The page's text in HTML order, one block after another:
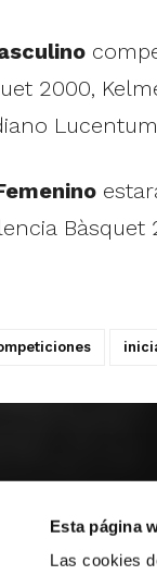
Esta página
Las cookies
2000,
Bàsquet